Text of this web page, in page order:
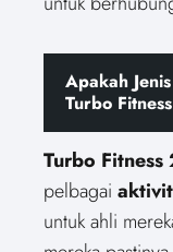
Apakah
Turbo
Turbo
pelbagai
untuk ahli